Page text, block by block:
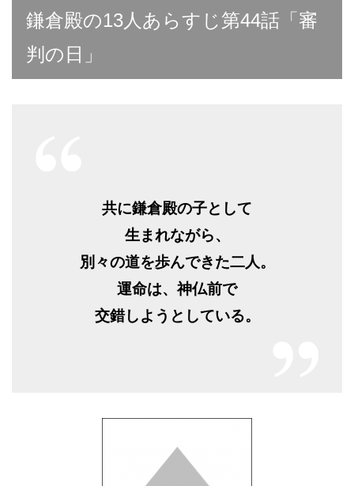
鎌倉殿の13人あらすじ第44話「審
判の日」
共に鎌倉殿の子として
生まれながら、
別々の道を歩んできた二人。
運命は、神仏前で
交錯しようとしている。